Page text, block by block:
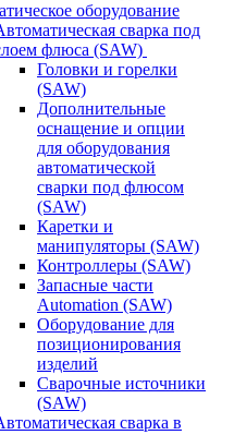
оборудование
сварка под
флюса (SAW)
Головки и горелки
(SAW)
Дополнительные
оснащение и опции
для оборудования
автоматической
сварки под флюсом
(SAW)
Каретки и
манипуляторы (SAW)
Контроллеры (SAW)
Запасные части
Automation (SAW)
Оборудование для
позиционирования
изделий
Сварочные источники
(SAW)
сварка в